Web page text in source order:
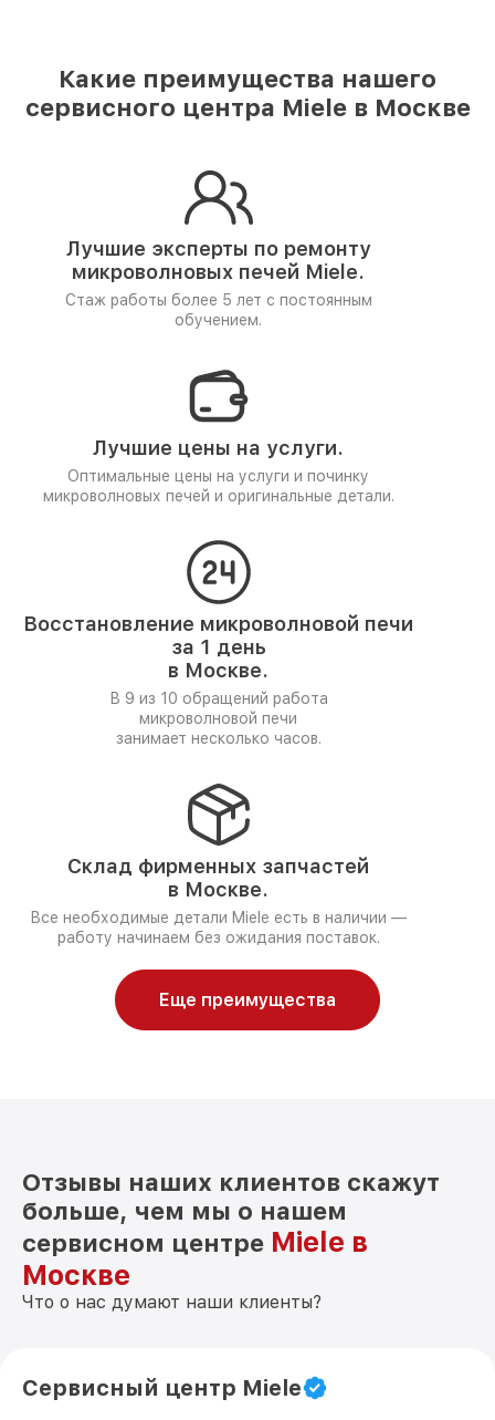
Какие преимущества нашего
сервисного центра Miele в Москве
Лучшие эксперты по ремонту
микроволновых печей Miele.
Стаж работы более 5 лет с постоянным
обучением.
Лучшие цены на услуги.
Оптимальные цены на услуги и починку
микроволновых печей и оригинальные детали.
Восстановление микроволновой печи
за 1 день
в Москве.
В 9 из 10 обращений работа
микроволновой печи
занимает несколько часов.
Склад фирменных запчастей
в Москве.
Все необходимые детали Miele есть в наличии —
работу начинаем без ожидания поставок.
Еще преимущества
Отзывы наших клиентов скажут
больше, чем мы о нашем
сервисном центре Miele в
Москве
Что о нас думают наши клиенты?
Сервисный центр Miele